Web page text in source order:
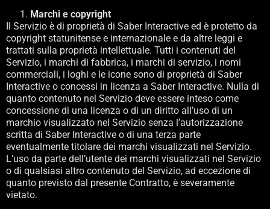
Marchi e copyright
Il Servizio è di proprietà di Saber Interactive ed è protetto da
copyright statunitense e internazionale e da altre leggi e
trattati sulla proprietà intellettuale. Tutti i contenuti del
Servizio, i marchi di fabbrica, i marchi di servizio, i nomi
commerciali, i loghi e le icone sono di proprietà di Saber
Interactive o concessi in licenza a Saber Interactive. Nulla di
quanto contenuto nel Servizio deve essere inteso come
concessione di una licenza o di un diritto all’uso di un
marchio visualizzato nel Servizio senza l’autorizzazione
scritta di Saber Interactive o di una terza parte
eventualmente titolare dei marchi visualizzati nel Servizio.
L’uso da parte dell’utente dei marchi visualizzati nel Servizio
o di qualsiasi altro contenuto del Servizio, ad eccezione di
quanto previsto dal presente Contratto, è severamente
vietato.